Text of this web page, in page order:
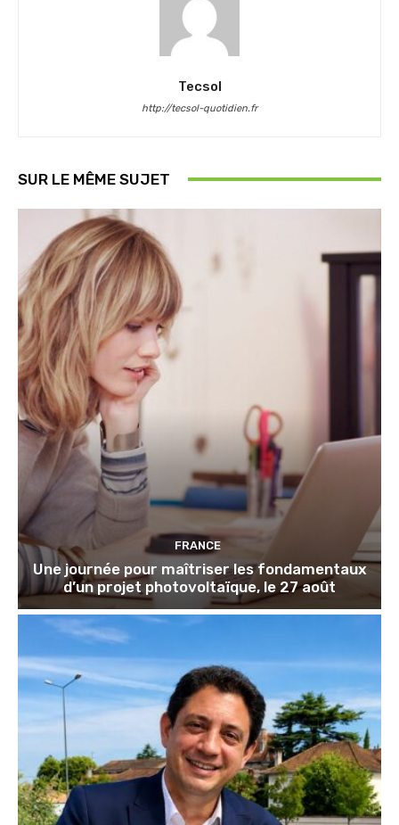
Tecsol
http://tecsol-quotidien.fr
SUR LE MÊME SUJET
FRANCE
Une journée pour maîtriser les fondamentaux
d’un projet photovoltaïque, le 27 août